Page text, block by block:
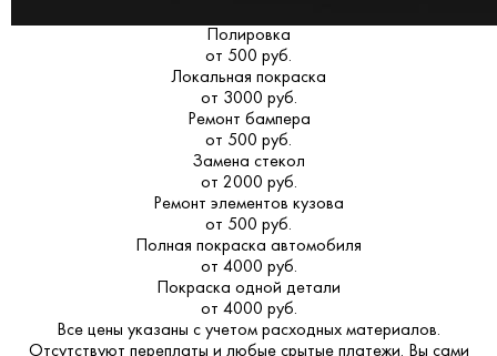
Полировка
от 500 руб.
Локальная покраска
от 3000 руб.
Ремонт бампера
от 500 руб.
Замена стекол
от 2000 руб.
Ремонт элементов кузова
от 500 руб.
Полная покраска автомобиля
от 4000 руб.
Покраска одной детали
от 4000 руб.
Все цены указаны с учетом расходных материалов.
Отсутствуют переплаты и любые срытые платежи. Вы сами